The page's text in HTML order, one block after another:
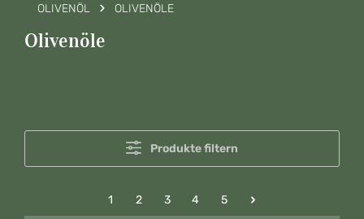
OLIVENÖL OLIVENÖLE
Olivenöle
Produkte filtern
Seite
1 Seite
2 Seite
3 Seite
4 Seite
5